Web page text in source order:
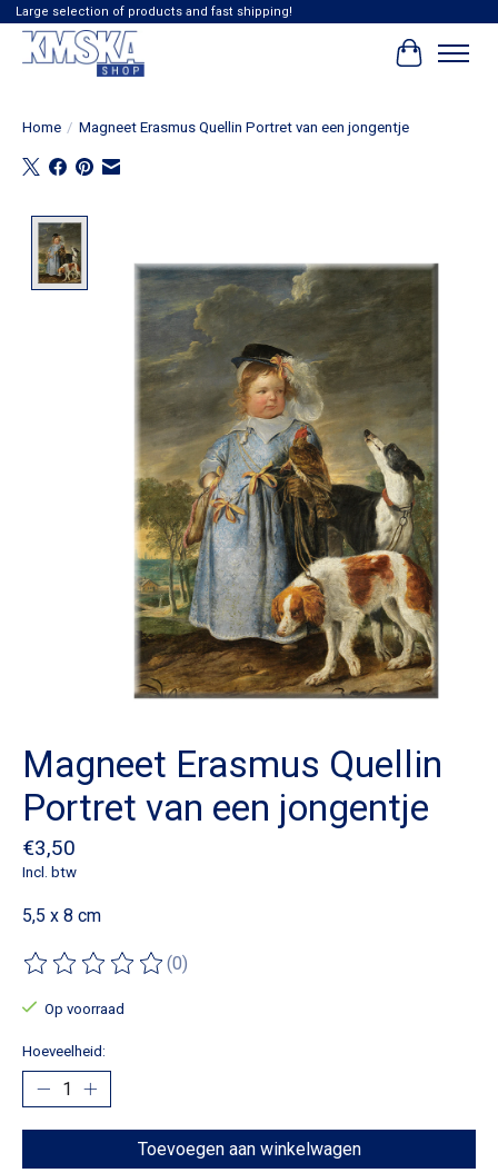
Large selection of products and fast shipping!
Home / Magneet Erasmus Quellin Portret van een jongentje
Magneet Erasmus Quellin
Portret van een jongentje
€3,50
Incl. btw
5,5 x 8 cm
De beoordeling van dit product is
(0)
Op voorraad
Hoeveelheid:
Toevoegen aan winkelwagen